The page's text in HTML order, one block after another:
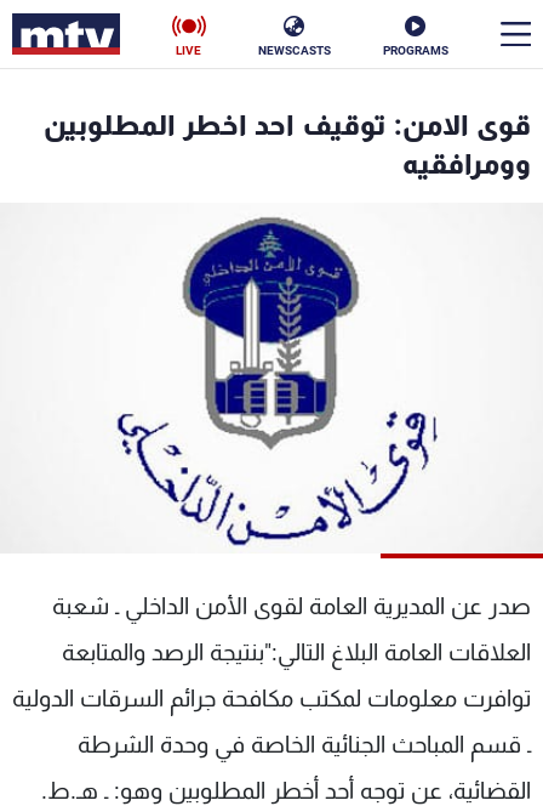
PROGRAMS
NEWSCASTS
LIVE
قوى الامن: توقيف احد اخطر المطلوبين
وومرافقيه
صدر عن المديرية العامة لقوى الأمن الداخلي ـ شعبة
العلاقات العامة البلاغ التالي:"بنتيجة الرصد والمتابعة
توافرت معلومات لمكتب مكافحة جرائم السرقات الدولية
ـ قسم المباحث الجنائية الخاصة في وحدة الشرطة
القضائية، عن توجه أحد أخطر المطلوبين وهو: ـ هـ.ط.
الأخبار
ناس
فن
رياضة
الترددات
الإنـتـاج
لاعلاناتكم
تواصل معنا
شروط الإسـتخدام
سياسة الخصوصية